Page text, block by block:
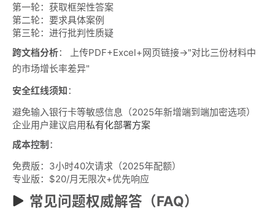
第一轮：获取框架性答案
第二轮：要求具体案例
第三轮：进行批判性质疑
跨文档分析： 上传PDF+Excel+网页链接→"对比三份材料中
的市场增长率差异"
安全红线须知：
避免输入银行卡等敏感信息（2025年新增端到端加密选项）
企业用户建议启用私有化部署方案
成本控制：
免费版：3小时40次请求（2025年配额）
专业版：$20/月无限次+优先响应
常见问题权威解答（FAQ）